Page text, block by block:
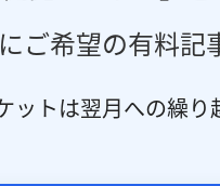
ご希望の有料記
ットは翌月への繰り